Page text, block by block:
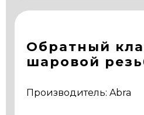
Обратный
шаровой
Производитель: Abra